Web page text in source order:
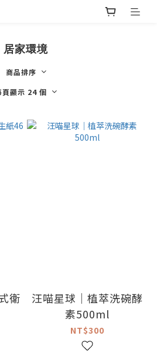
居家環境
商品排序
頁顯示 24 個
衛
汪喵星球｜植萃洗碗酵
素500ml
NT$300